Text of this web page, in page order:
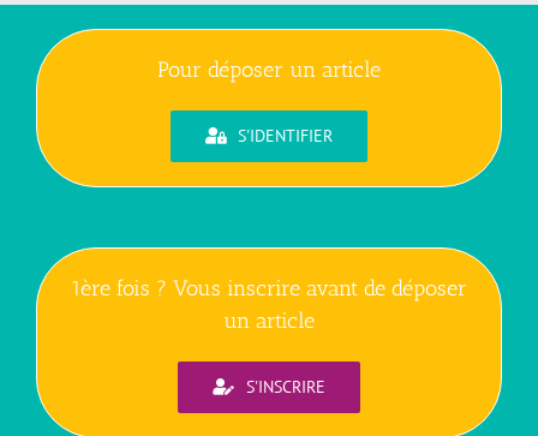
Pour déposer un article
S'IDENTIFIER
1ère fois ? Vous inscrire avant de déposer
un article
S'INSCRIRE